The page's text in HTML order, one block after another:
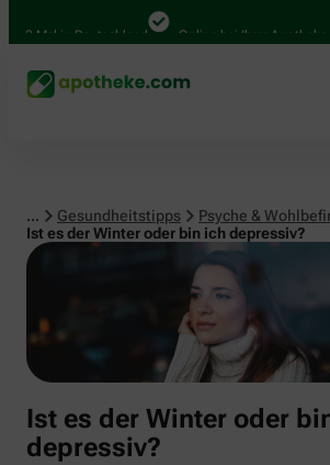
Mal in Deutschland Online bei Ihrer Apotheke
... Gesundheitstipps
Psyche &
Ist es der Winter oder bin ich depressiv?
Psyche & Wohlbefinden
Ist es der Winter oder
depressiv?